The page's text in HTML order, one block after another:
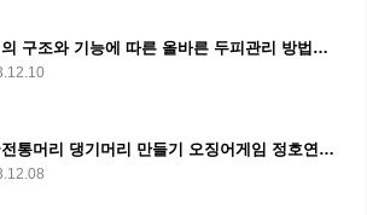
두피의 구조와 기능에 따른 올바른 두피관리 방법에 대해 알아보자
한국전통머리 댕기머리 만들기 오징어게임 정호연 헤어스타일